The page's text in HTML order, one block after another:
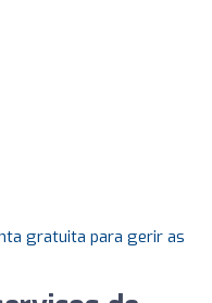
gratuita para gerir as